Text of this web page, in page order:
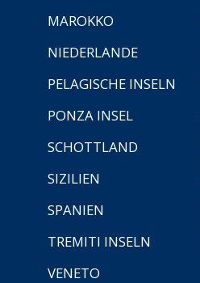
MAROKKO
NIEDERLANDE
PELAGISCHE INSELN
PONZA INSEL
SCHOTTLAND
SIZILIEN
SPANIEN
TREMITI INSELN
VENETO